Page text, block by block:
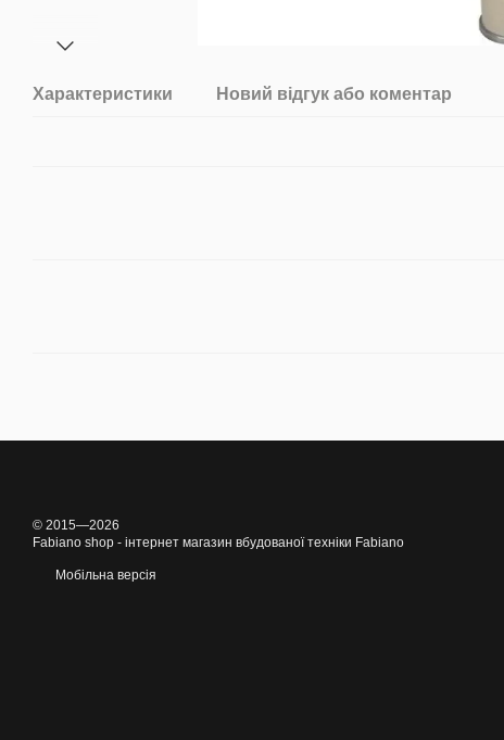
Характеристики Новий відгук або коментар
© 2015—2026
Fabiano shop - інтернет магазин вбудованої техніки Fabiano
Мобільна версія